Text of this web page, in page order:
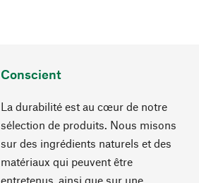
Conscient
La durabilité est au cœur de notre
sélection de produits. Nous misons
sur des ingrédients naturels et des
matériaux qui peuvent être
entretenus, ainsi que sur une